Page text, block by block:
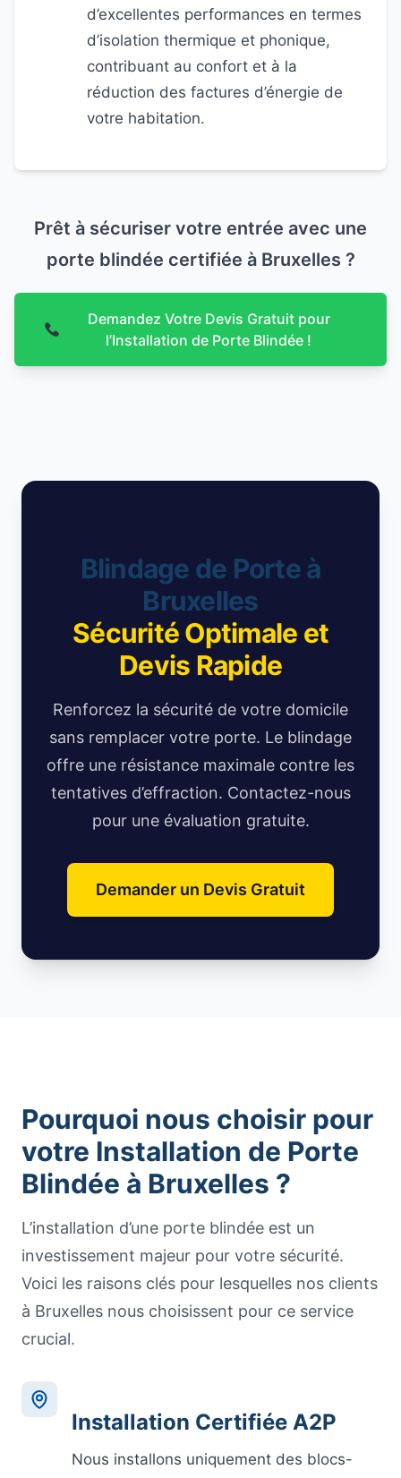
d’excellentes performances en termes
d’isolation thermique et phonique,
contribuant au confort et à la
réduction des factures d’énergie de
votre habitation.
Prêt à sécuriser votre entrée avec une
porte blindée certifiée à Bruxelles ?
Demandez Votre Devis Gratuit pour
l’Installation de Porte Blindée !
Blindage de Porte à
Bruxelles
Sécurité Optimale et
Devis Rapide
Renforcez la sécurité de votre domicile
sans remplacer votre porte. Le blindage
offre une résistance maximale contre les
tentatives d’effraction. Contactez-nous
pour une évaluation gratuite.
Demander un Devis Gratuit
Pourquoi nous choisir pour
votre Installation de Porte
Blindée à Bruxelles ?
L’installation d’une porte blindée est un
investissement majeur pour votre sécurité.
Voici les raisons clés pour lesquelles nos clients
à Bruxelles nous choisissent pour ce service
crucial.
Installation Certifiée A2P
Nous installons uniquement des blocs-